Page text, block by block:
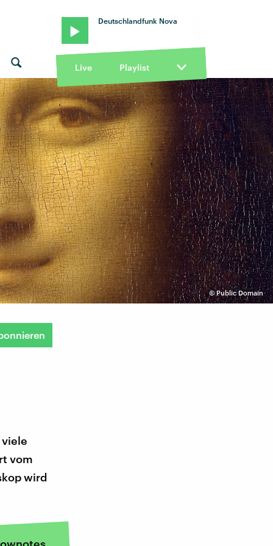
Deutschlandfunk Nova
Live Playlist
©Public Domain
viele
vom
wird